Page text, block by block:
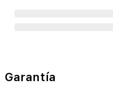
Garantía